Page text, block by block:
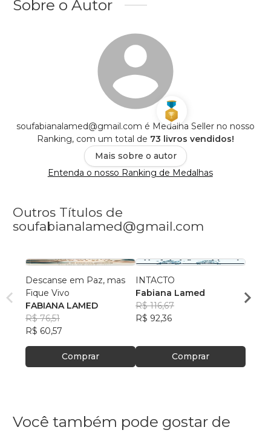
Sobre o Autor
soufabianalamed@gmail.com é Medalha Seller no nosso
Ranking, com um total de 73 livros vendidos!
Mais sobre o autor
Entenda o nosso Ranking de Medalhas
Outros Títulos de
soufabianalamed@gmail.com
Descanse em Paz, mas
Fique Vivo
FABIANA LAMED
R$ 76,51
R$ 60,57
Comprar
INTACTO
Fabiana Lamed
R$ 116,67
R$ 92,36
Comprar
Você também pode gostar de